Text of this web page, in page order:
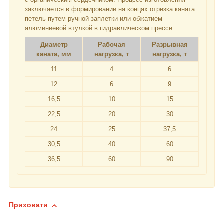
заключается в формировании на концах отрезка каната
петель путем ручной заплетки или обжатием
алюминиевой втулкой в гидравлическом прессе.
Диаметр
каната, мм
Рабочая
нагрузка, т
Разрывная
нагрузка, т
11
4
6
12
6
9
16,5
10
15
22,5
20
30
24
25
37,5
30,5
40
60
36,5
60 90
Приховати